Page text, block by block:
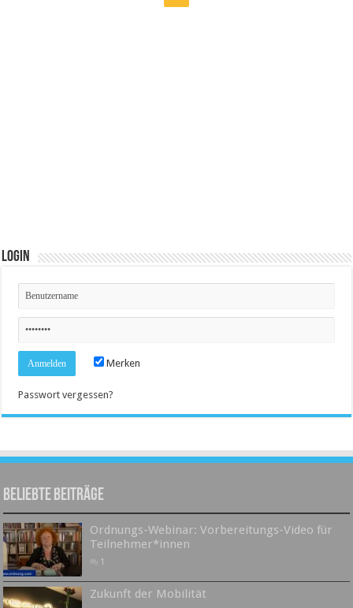
Login
Merken
Passwort vergessen?
Beliebte Beiträge
Ordnungs-Webinar: Vorbereitungs-Video für
Teilnehmer*innen
1
Zukunft der Mobilität